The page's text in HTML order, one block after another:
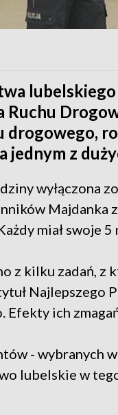
Ruchu
drogowego,
jednym z
wyłączona
Majdanka
miał swoje 5
z kilku zadań, z
Najlepszego
ich
- wybranych
lubelskie w